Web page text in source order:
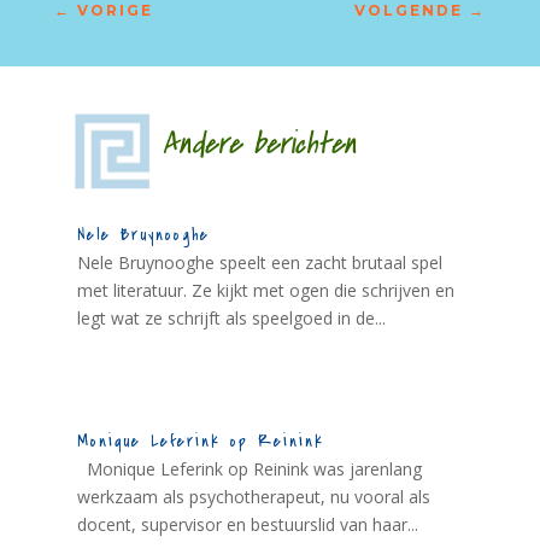
← VORIGE VOLGENDE →
Andere berichten
Nele Bruynooghe
Nele Bruynooghe speelt een zacht brutaal spel
met literatuur. Ze kijkt met ogen die schrijven en
legt wat ze schrijft als speelgoed in de...
Monique Leferink op Reinink
Monique Leferink op Reinink was jarenlang
werkzaam als psychotherapeut, nu vooral als
docent, supervisor en bestuurslid van haar...